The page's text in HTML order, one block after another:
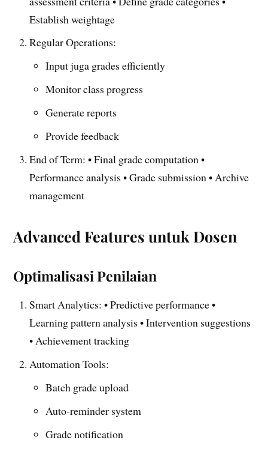
Establish weightage
Regular Operations:
Input juga grades efficiently
Monitor class progress
Generate reports
Provide feedback
End of Term: • Final grade computation •
Performance analysis • Grade submission • Archive
management
Advanced Features untuk Dosen
Optimalisasi Penilaian
Smart Analytics: • Predictive performance •
Learning pattern analysis • Intervention suggestions
• Achievement tracking
Automation Tools:
Batch grade upload
Auto-reminder system
Grade notification